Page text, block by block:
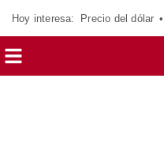
Hoy interesa: Precio del dólar